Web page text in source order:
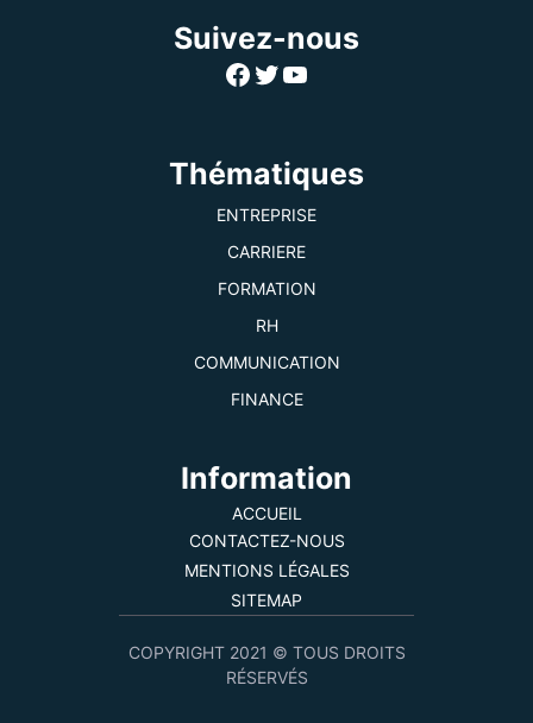
Suivez-nous
Facebook
Twitter
YouTube
Thématiques
ENTREPRISE
CARRIERE
FORMATION
RH
COMMUNICATION
FINANCE
Information
ACCUEIL
CONTACTEZ-NOUS
MENTIONS LÉGALES
SITEMAP
COPYRIGHT 2021 © TOUS DROITS
RÉSERVÉS